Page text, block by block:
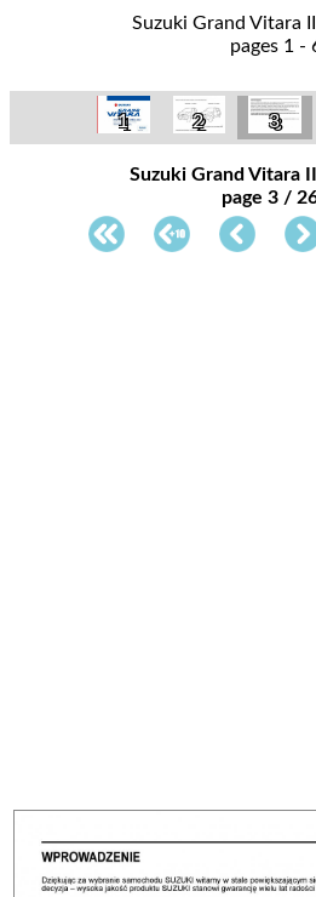
Suzuki Grand Vitara
pages 1 -
1 2 3
Suzuki Grand Vitara
page 3 /